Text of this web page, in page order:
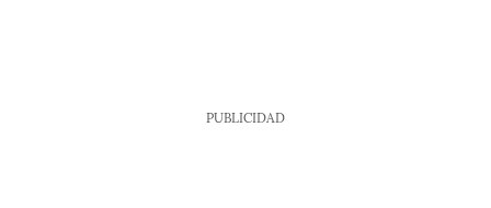
PUBLICIDAD